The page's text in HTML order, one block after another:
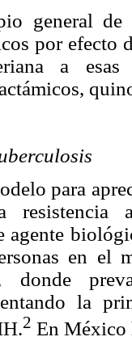
general de
por efecto
a esas
para
agente
en el
donde
la
2 En México